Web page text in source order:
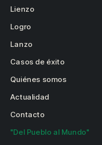
Lienzo
Logro
Lanzo
Casos de éxito
Quiénes somos
Actualidad
Contacto
"Del Pueblo al Mundo"